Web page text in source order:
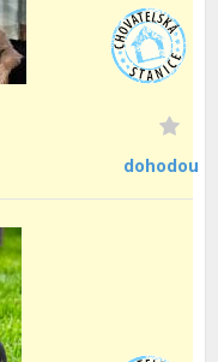
dohodou